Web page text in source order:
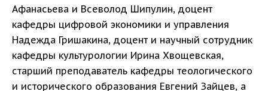
Афанасьева и Всеволод Шипулин, доцент
кафедры цифровой экономики и управления
Надежда Гришакина, доцент и научный сотрудник
кафедры культурологии Ирина Хвощевская,
старший преподаватель кафедры теологического
и исторического образования Евгений Зайцев, а